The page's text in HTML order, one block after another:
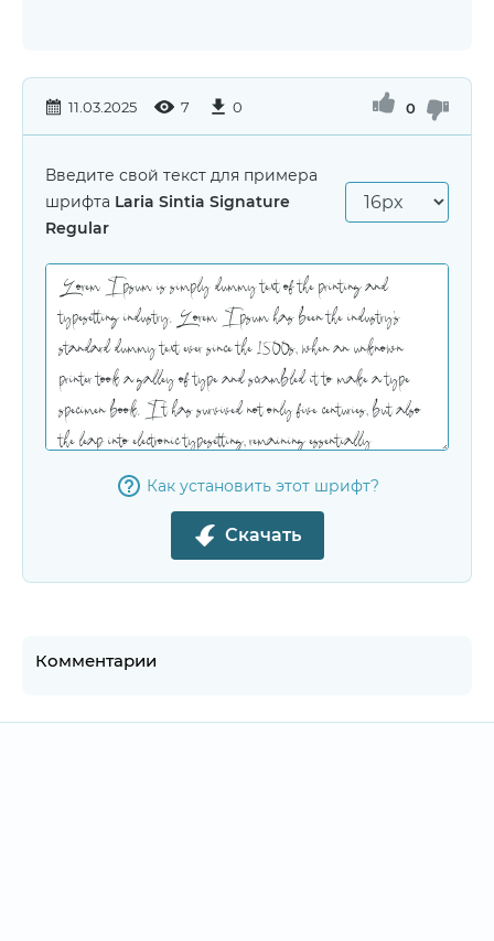
11.03.2025 7 0 0
Введите свой текст для примера
шрифта Laria Sintia Signature
Regular
Как установить этот шрифт?
Скачать
Комментарии